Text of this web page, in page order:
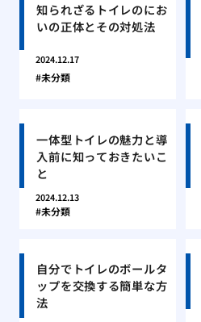
知られざるトイレのにお
いの正体とその対処法
2024.12.17
未分類
一体型トイレの魅力と導
入前に知っておきたいこ
と
2024.12.13
未分類
自分でトイレのボールタ
ップを交換する簡単な方
法